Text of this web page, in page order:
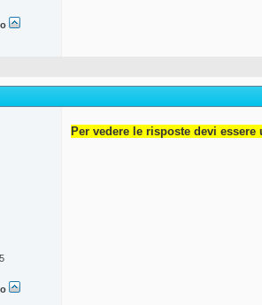
Per vedere le risposte devi essere